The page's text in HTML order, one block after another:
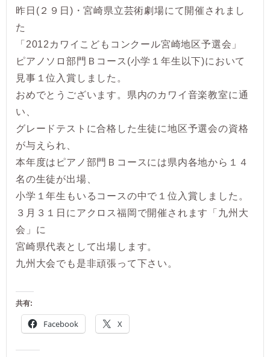
昨日(２９日)・宮崎県立芸術劇場にて開催されまし
た
「2012カワイこどもコンクール宮崎地区予選会」
ピアノソロ部門Ｂコース(小学１年生以下)において
見事１位入賞しました。
おめでとうございます。県内のカワイ音楽教室に通
い、
グレードテストに合格した生徒に地区予選会の資格
が与えられ、
本年度はピアノ部門Ｂコースには県内各地から１４
名の生徒が出場、
小学１年生もいるコースの中で１位入賞しました。
３月３１日にアクロス福岡で開催されます「九州大
会」に
宮崎県代表として出場します。
九州大会でも是非頑張って下さい。
共有:
Facebook X